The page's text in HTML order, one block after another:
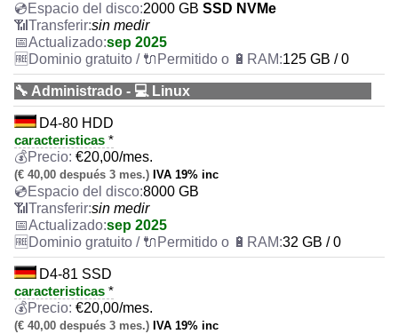
2000 GB SSD NVMe
sin medir
sep 2025
125 GB / 0
🔧 Administrado - 💻 Linux
D4-80 HDD
caracteristicas *
€20,00/mes.
(€ 40,00 después 3 mes.) IVA 19% inc
8000 GB
sin medir
sep 2025
32 GB / 0
D4-81 SSD
caracteristicas *
€20,00/mes.
(€ 40,00 después 3 mes.) IVA 19% inc